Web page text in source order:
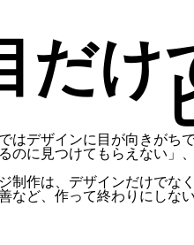
だけ
はデザインに目が向きがち
のに見つけてもらえない」
制作は、デザインだけでな
など、作って終わりにしな